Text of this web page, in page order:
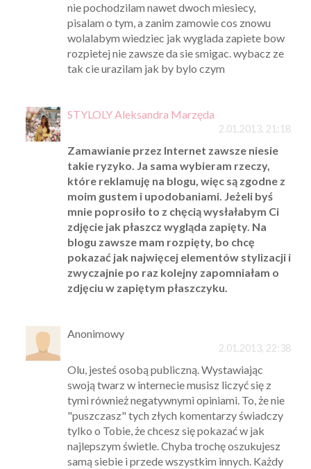
nie pochodzilam nawet dwoch miesiecy,
pisalam o tym, a zanim zamowie cos znowu
wolalabym wiedziec jak wyglada zapiete bow
rozpietej nie zawsze da sie smigac. wybacz ze
tak cie urazilam jak by bylo czym
STYLOLY Aleksandra Marzęda
2.01.2013, 21:18
Zamawianie przez Internet zawsze niesie
takie ryzyko. Ja sama wybieram rzeczy,
które reklamuję na blogu, więc są zgodne z
moim gustem i upodobaniami. Jeżeli byś
mnie poprosiło to z chęcią wysłałabym Ci
zdjęcie jak płaszcz wygląda zapięty. Na
blogu zawsze mam rozpięty, bo chcę
pokazać jak najwięcej elementów stylizacji i
zwyczajnie po raz kolejny zapomniałam o
zdjęciu w zapiętym płaszczyku.
Anonimowy
2.01.2013, 22:38
Olu, jesteś osobą publiczną. Wystawiając
swoją twarz w internecie musisz liczyć się z
tymi również negatywnymi opiniami. To, że nie
"puszczasz" tych złych komentarzy świadczy
tylko o Tobie, że chcesz się pokazać w jak
najlepszym świetle. Chyba trochę oszukujesz
samą siebie i przede wszystkim innych. Każdy